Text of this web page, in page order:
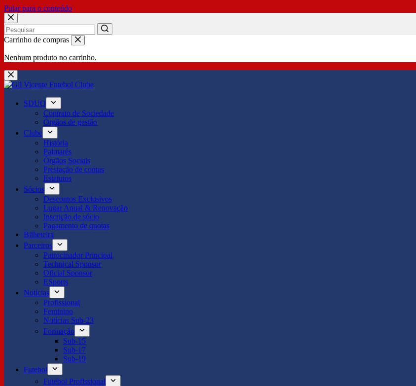
Pular para o conteúdo
No
Carrinho de compras
Nenhum produto no carrinho.
SDUQ
Contrato de Sociedade
Órgãos de gestão
Clube
História
Palmarés
Órgãos Sociais
Prestação de contas
Estatutos
Sócios
Descontos Exclusivos
Lugar Anual & Renovação
Inscrição de sócio
Pagamento de quotas
Bilheteira
Parceiros
Patrocinador Principal
Technical Sponsor
Oficial Sponsor
ESports
Notícias
Profissional
Feminino
Notícias Sub-23
Formação
Sub-15
Sub-17
Sub-19
Futebol
Futebol Profissional